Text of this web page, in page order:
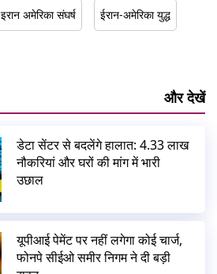
इरान अमेरिका संघर्ष ईरान-अमेरिका युद्ध
और देखें
डेटा सेंटर से बदलेंगे हालात: 4.33 लाख
नौकरियां और घरों की मांग में भारी
उछाल
यूपीआई पेमेंट पर नहीं लगेगा कोई चार्ज,
फोनपे सीईओ समीर निगम ने दी बड़ी